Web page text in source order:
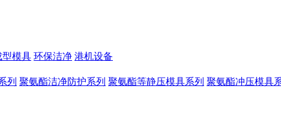
型模具 环保洁净 港机设备
列 聚氨酯洁净防护系列 聚氨酯等静压模具系列 聚氨酯冲压模具